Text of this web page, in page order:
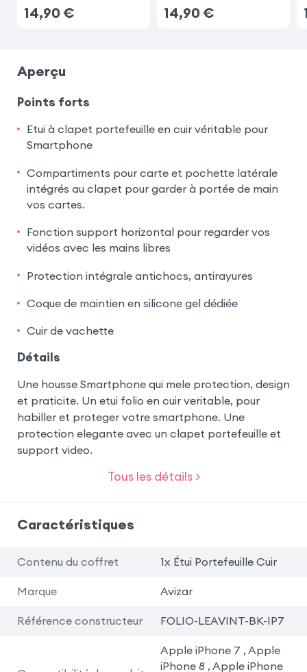
14,90 € 14,90 €
Aperçu
Points forts
Etui à clapet portefeuille en cuir véritable pour
Smartphone
Compartiments pour carte et pochette latérale
intégrés au clapet pour garder à portée de main
vos cartes.
Fonction support horizontal pour regarder vos
vidéos avec les mains libres
Protection intégrale antichocs, antirayures
Coque de maintien en silicone gel dédiée
Cuir de vachette
Détails
Une housse Smartphone qui mele protection, design
et praticite. Un etui folio en cuir veritable, pour
habiller et proteger votre smartphone. Une
protection elegante avec un clapet portefeuille et
support video.
Tous les détails >
Caractéristiques
Contenu du coffret 1x Étui Portefeuille Cuir
Marque Avizar
Référence constructeur FOLIO-LEAVINT-BK-IP7
Apple iPhone 7 , Apple
iPhone 8 , Apple iPhone